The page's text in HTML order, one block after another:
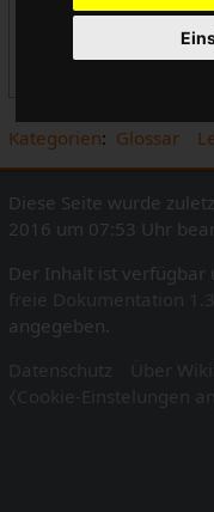
Akisu
Kategorien: Glossar
Diese Seite wurde
2016 um 07:53 Uhr
Der Inhalt ist verfügbar
freie Dokumentation
angegeben.
Datenschutz
Über
⧼Cookie-Einstelungen